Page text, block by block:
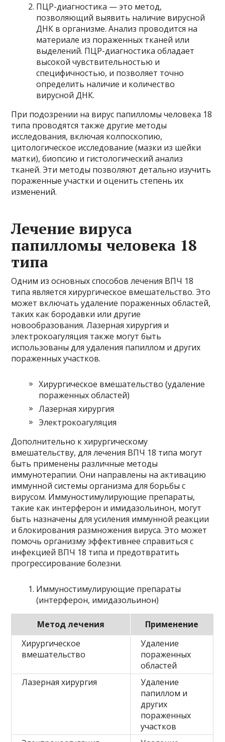
ПЦР-диагностика — это метод,
позволяющий выявить наличие вирусной
ДНК в организме. Анализ проводится на
материале из пораженных тканей или
выделений. ПЦР-диагностика обладает
высокой чувствительностью и
специфичностью, и позволяет точно
определить наличие и количество
вирусной ДНК.
При подозрении на вирус папилломы человека 18
типа проводятся также другие методы
исследования, включая колпоскопию,
цитологическое исследование (мазки из шейки
матки), биопсию и гистологический анализ
тканей. Эти методы позволяют детально изучить
пораженные участки и оценить степень их
изменений.
Лечение вируса
папилломы человека 18
типа
Одним из основных способов лечения ВПЧ 18
типа является хирургическое вмешательство. Это
может включать удаление пораженных областей,
таких как бородавки или другие
новообразования. Лазерная хирургия и
электрокоагуляция также могут быть
использованы для удаления папиллом и других
пораженных участков.
Хирургическое вмешательство (удаление
пораженных областей)
Лазерная хирургия
Электрокоагуляция
Дополнительно к хирургическому
вмешательству, для лечения ВПЧ 18 типа могут
быть применены различные методы
иммунотерапии. Они направлены на активацию
иммунной системы организма для борьбы с
вирусом. Иммуностимулирующие препараты,
такие как интерферон и имидазольинон, могут
быть назначены для усиления иммунной реакции
и блокирования размножения вируса. Это может
помочь организму эффективнее справиться с
инфекцией ВПЧ 18 типа и предотвратить
прогрессирование болезни.
Иммуностимулирующие препараты
(интерферон, имидазольинон)
Метод лечения
Применение
Хирургическое
вмешательство
Удаление
пораженных
областей
Лазерная хирургия
Удаление
папиллом и
других
пораженных
участков